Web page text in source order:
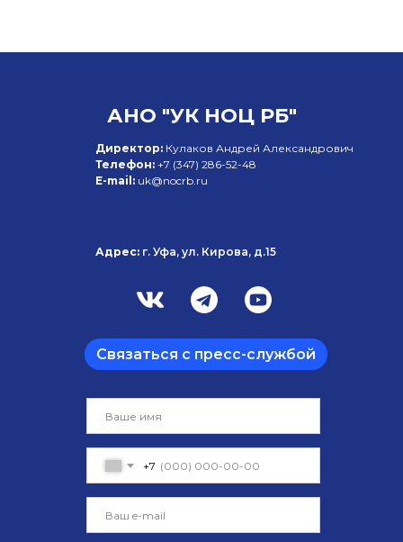
+7
АНО "УК НОЦ РБ"
Директор: Кулаков Андрей Александрович
Телефон: +7 (347) 286-52-48
E-mail: uk@nocrb.ru
Адрес: г. Уфа, ул. Кирова, д.15
Связаться с пресс-службой